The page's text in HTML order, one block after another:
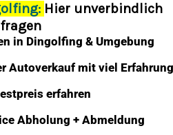
Hier unverbindlich
in Dingolfing & Umgebung
Autoverkauf mit viel Erfahrung
erfahren
Abholung + Abmeldung